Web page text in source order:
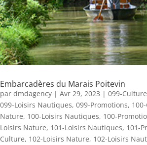
Embarcadères du Marais Poitevin
par dmdagency | Avr 29, 2023 | 099-Culture
099-Loisirs Nautiques, 099-Promotions,
Nature, 100-Loisirs Nautiques, 100-
Loisirs Nature, 101-Loisirs Nautiques, 101-
Culture, 102-Loisirs Nature, 102-Loisirs